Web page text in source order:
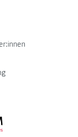
FH JOANNEUM Logo